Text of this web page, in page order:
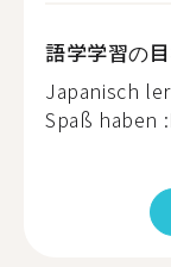
語学学習の
Japanisch
Spaß haben